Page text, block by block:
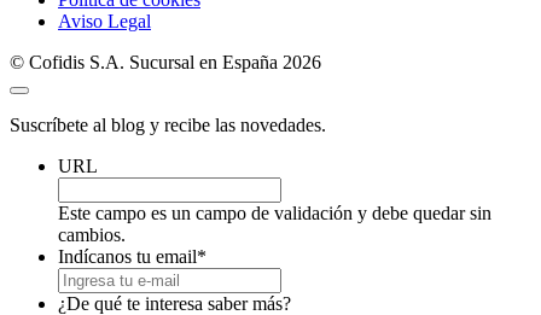
Aviso Legal
© Cofidis S.A. Sucursal en España 2026
Suscríbete al blog y recibe las novedades.
URL
Este campo es un campo de validación y debe quedar sin
cambios.
Indícanos tu email*
¿De qué te interesa saber más?